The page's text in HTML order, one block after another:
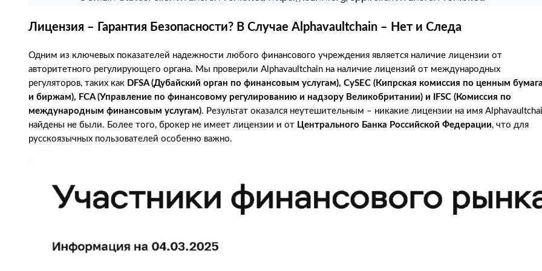
Лицензия – Гарантия Безопасности? В Случае Alphavaultchain – Нет и Следа
Одним из ключевых показателей надежности любого финансового учреждения является наличие лицензии от
авторитетного регулирующего органа. Мы проверили Alphavaultchain на наличие лицензий от международных
регуляторов, таких как DFSA (Дубайский орган по финансовым услугам), CySEC (Кипрская комиссия по ценным
и биржам), FCA (Управление по финансовому регулированию и надзору Великобритании) и IFSC (Комиссия по
международным финансовым услугам). Результат оказался неутешительным – никакие лицензии на имя
найдены не были. Более того, брокер не имеет лицензии и от Центрального Банка Российской Федерации, что для
русскоязычных пользователей особенно важно.